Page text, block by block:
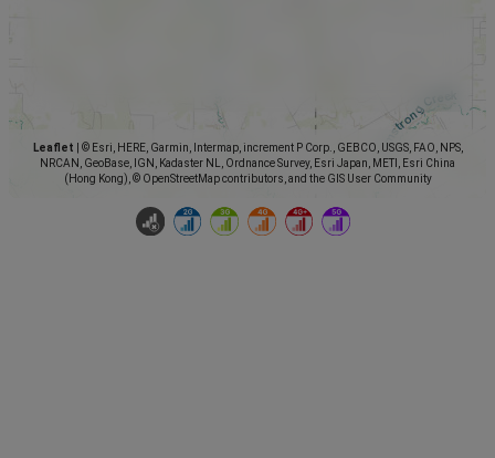
Leaflet
© Esri, HERE, Garmin, Intermap, increment P Corp., GEBCO, USGS, FAO, NPS,
NRCAN, GeoBase, IGN, Kadaster NL, Ordnance Survey, Esri Japan, METI, Esri China
(Hong Kong), © OpenStreetMap contributors, and the GIS User Community